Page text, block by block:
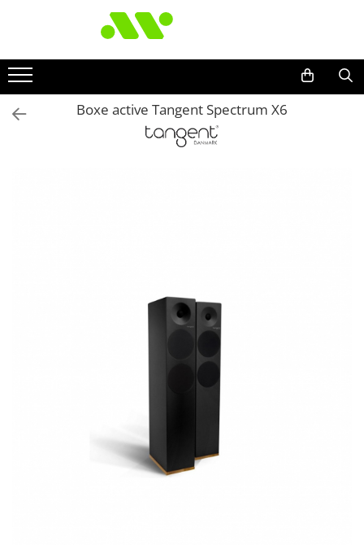
Boxe active Tangent Spectrum X6